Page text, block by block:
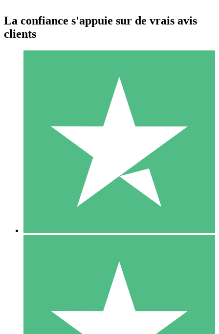
Packs de Crédits Individuels
Payez à l'utilisation avec des crédits de téléchargement. Sans
1 Téléchargement
10 00
10 Téléchargements
20 00
La confiance s'appuie sur de vrais avis
clients